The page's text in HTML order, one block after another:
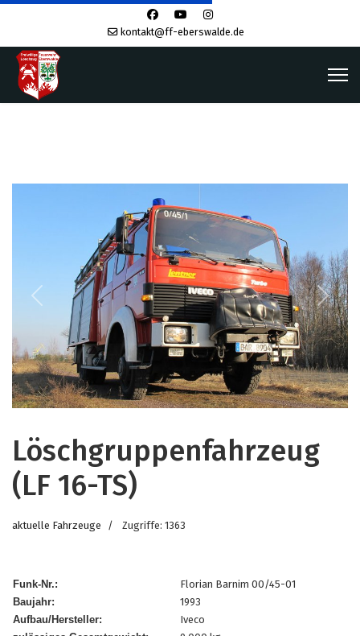
kontakt@ff-eberswalde.de
Previous Next
Löschgruppenfahrzeug
(LF 16-TS)
aktuelle Fahrzeuge Zugriffe: 1363
Funk-Nr.:
Florian Barnim 00/45-01
Baujahr:
1993
Aufbau/Hersteller:
Iveco